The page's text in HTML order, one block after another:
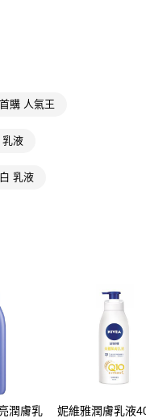
將交易相關給付款項請求債
損失，本公司不負相關責
號之用戶狀況，依本公司即
若發現惡意使用之情形，
首購 人氣王
乳液
乳液
潤膚乳
妮維雅潤膚乳液